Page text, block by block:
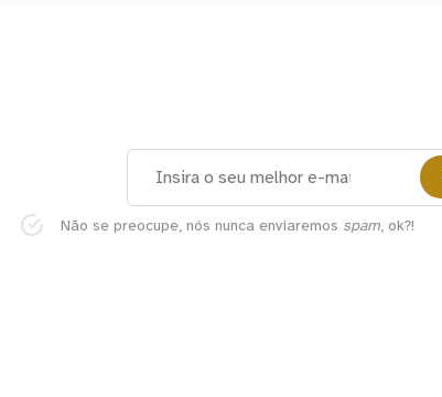
Não se preocupe, nós nunca enviaremos spam, ok?!